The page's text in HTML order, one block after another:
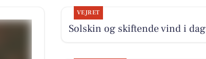
VEJRET
Solskin og skiftende vind i dag